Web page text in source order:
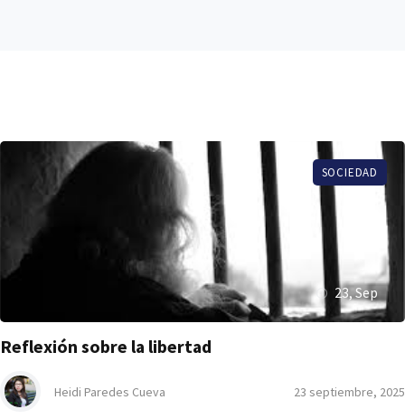
SOCIEDAD
23, Sep
Reflexión sobre la libertad
Heidi Paredes Cueva 23 septiembre, 2025